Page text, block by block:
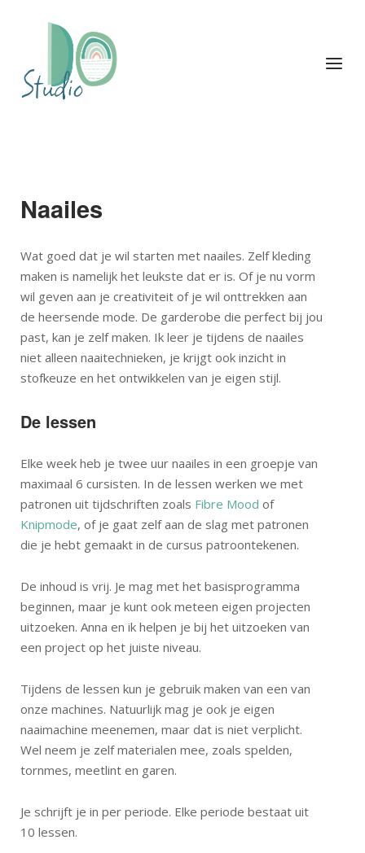
inhoud
Home
Menu
Naailes
Wat goed dat je wil starten met naailes. Zelf kleding
maken is namelijk het leukste dat er is. Of je nu vorm
wil geven aan je creativiteit of je wil onttrekken aan
de heersende mode. De garderobe die perfect bij jou
past, kan je zelf maken. Ik leer je tijdens de naailes
niet alleen naaitechnieken, je krijgt ook inzicht in
stofkeuze en het ontwikkelen van je eigen stijl.
De lessen
Elke week heb je twee uur naailes in een groepje van
maximaal 6 cursisten. In de lessen werken we met
patronen uit tijdschriften zoals Fibre Mood of
Knipmode, of je gaat zelf aan de slag met patronen
die je hebt gemaakt in de cursus patroontekenen.
De inhoud is vrij. Je mag met het basisprogramma
beginnen, maar je kunt ook meteen eigen projecten
uitzoeken. Anna en ik helpen je bij het uitzoeken van
een project op het juiste niveau.
Tijdens de lessen kun je gebruik maken van een van
onze machines. Natuurlijk mag je ook je eigen
naaimachine meenemen, maar dat is niet verplicht.
Wel neem je zelf materialen mee, zoals spelden,
tornmes, meetlint en garen.
Je schrijft je in per periode. Elke periode bestaat uit
10 lessen.